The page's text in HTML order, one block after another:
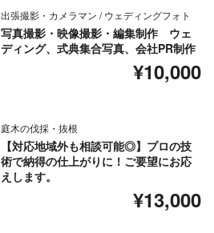
出張撮影・カメラマン / ウェディングフォト
写真撮影・映像撮影・編集制作 ウェ
ディング、式典集合写真、会社PR制作
¥10,000
庭木の伐採・抜根
【対応地域外も相談可能◎】プロの技
術で納得の仕上がりに！ご要望にお応
えします。
¥13,000